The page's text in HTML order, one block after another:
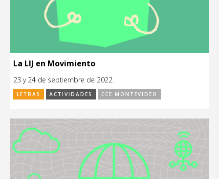
La LIJ en Movimiento
23 y 24 de septiembre de 2022.
LETRAS ACTIVIDADES CCE MONTEVIDEO